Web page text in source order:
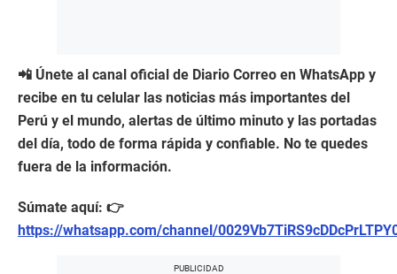
📲 Únete al canal oficial de Diario Correo en WhatsApp y
recibe en tu celular las noticias más importantes del
Perú y el mundo, alertas de último minuto y las portadas
del día, todo de forma rápida y confiable. No te quedes
fuera de la información.
Súmate aquí: 👉
https://whatsapp.com/channel/